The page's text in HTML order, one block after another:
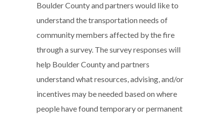
Boulder County and partners would like to
understand the transportation needs of
community members affected by the fire
through a survey. The survey responses will
help Boulder County and partners
understand what resources, advising, and/or
incentives may be needed based on where
people have found temporary or permanent